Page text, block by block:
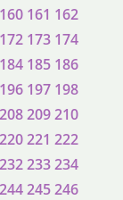
160 161 162
172 173 174
184 185 186
196 197 198
208209210
220221 222
232233234
244245246